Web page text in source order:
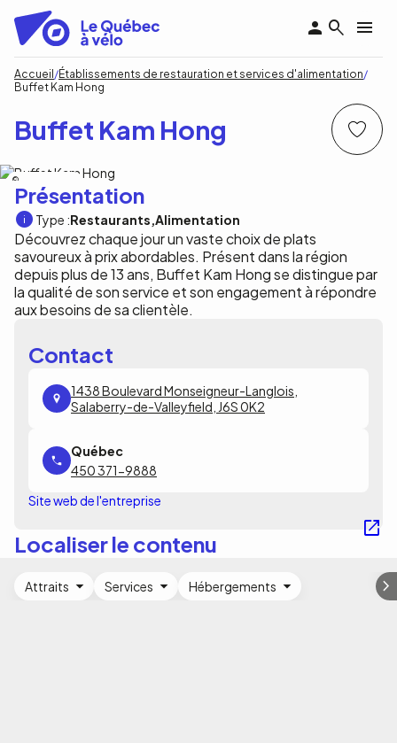
contenu
principal
Fil
Accueil
Établissements de restauration et services d'alimentation
Buffet Kam Hong
Buffet Kam Hong
Présentation
Type :Restaurants Alimentation
Découvrez chaque jour un vaste choix de plats
savoureux à prix abordables. Présent dans la région
depuis plus de 13 ans, Buffet Kam Hong se distingue par
la qualité de son service et son engagement à répondre
aux besoins de sa clientèle.
Contact
1438 Boulevard Monseigneur-Langlois,
Salaberry-de-Valleyfield, J6S 0K2
450 371-9888
Site web de l'entreprise
Localiser le contenu
Attraits Services Hébergements